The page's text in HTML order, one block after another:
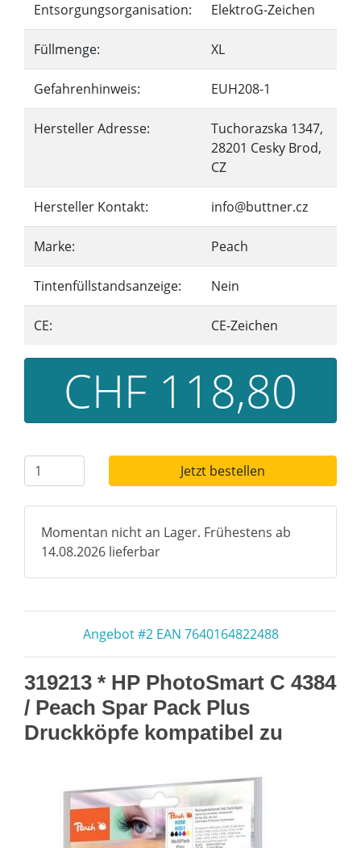
Entsorgungsorganisation: ElektroG-Zeichen
Füllmenge: XL
Gefahrenhinweis: EUH208-1
Hersteller Adresse:
Tuchorazska 1347,
28201 Cesky Brod,
CZ
Hersteller Kontakt: info@buttner.cz
Marke: Peach
Tintenfüllstandsanzeige: Nein
CE: CE-Zeichen
CHF 118,80
Jetzt bestellen
Momentan nicht an Lager. Frühestens ab
14.08.2026 lieferbar
Angebot #2 EAN 7640164822488
319213 * HP PhotoSmart C 4384
/ Peach Spar Pack Plus
Druckköpfe kompatibel zu